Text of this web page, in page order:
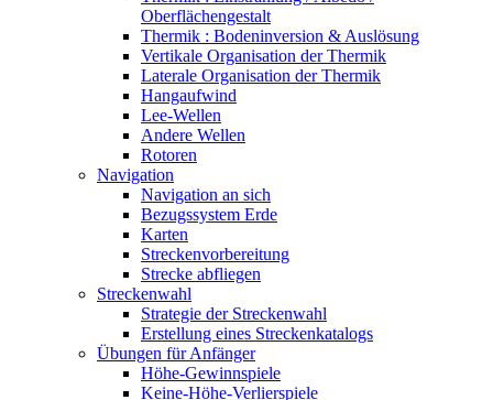
Oberflächengestalt
Thermik : Bodeninversion & Auslösung
Vertikale Organisation der Thermik
Laterale Organisation der Thermik
Hangaufwind
Lee-Wellen
Andere Wellen
Rotoren
Navigation
Navigation an sich
Bezugssystem Erde
Karten
Streckenvorbereitung
Strecke abfliegen
Streckenwahl
Strategie der Streckenwahl
Erstellung eines Streckenkatalogs
Übungen für Anfänger
Höhe-Gewinnspiele
Keine-Höhe-Verlierspiele